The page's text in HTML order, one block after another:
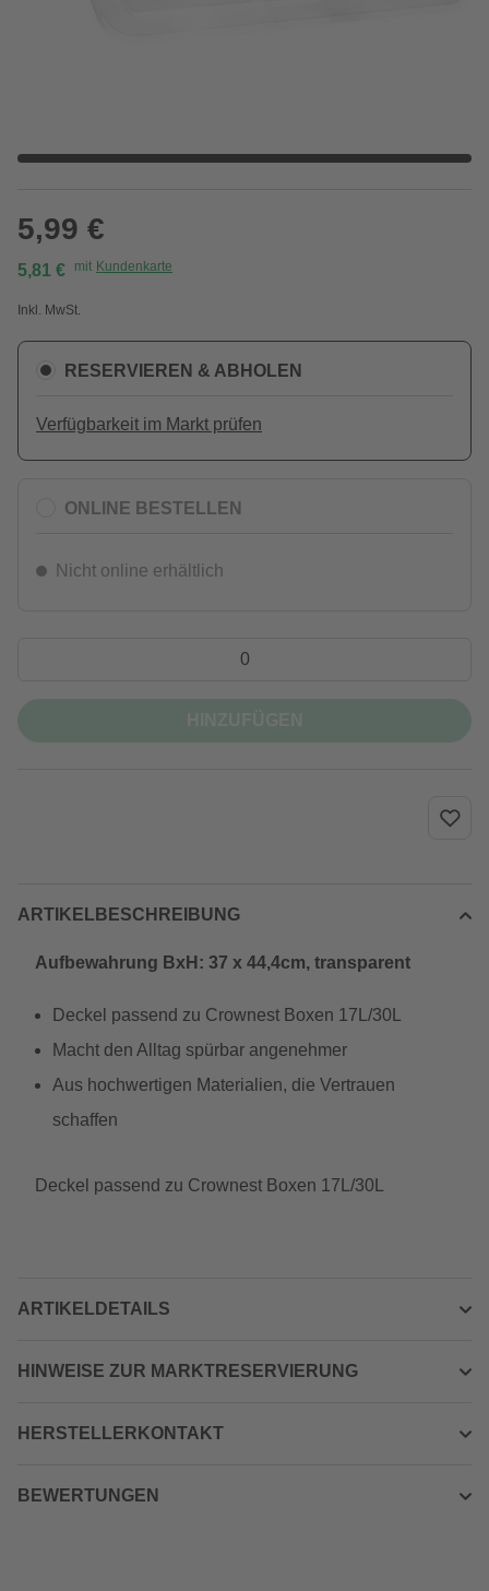
5,99 €
5,81 € mit Kundenkarte
Inkl. MwSt.
RESERVIEREN & ABHOLEN
Verfügbarkeit im Markt prüfen
ONLINE BESTELLEN
Nicht online erhältlich
ARTIKELBESCHREIBUNG
Aufbewahrung BxH: 37 x 44,4cm, transparent
Deckel passend zu Crownest Boxen 17L/30L
Macht den Alltag spürbar angenehmer
Aus hochwertigen Materialien, die Vertrauen
schaffen
Deckel passend zu Crownest Boxen 17L/30L
ARTIKELDETAILS
HINWEISE ZUR MARKTRESERVIERUNG
HERSTELLERKONTAKT
BEWERTUNGEN